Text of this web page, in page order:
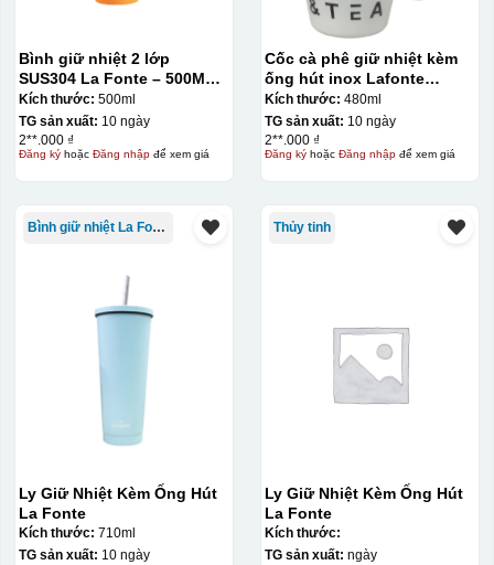
Thợ đang căn chỉnh dán decal lên bát cơm
Bình giữ nhiệt 2 lớp
SUS304 La Fonte – 500ML –
012737
Kích thước: 500ml
TG sản xuất: 10 ngày
2**.000 ₫
Đăng kýhoặc Đăng nhậpđể xem giá
Cốc cà phê giữ nhiệt kèm
ống hút inox Lafonte
480ML – 012782
Kích thước: 480ml
TG sản xuất: 10 ngày
2**.000 ₫
Đăng kýhoặc Đăng nhậpđể xem giá
Bình giữ nhiệt La Fonte
Ly Giữ Nhiệt Kèm Ống Hút
La Fonte
Kích thước: 710ml
TG sản xuất: 10 ngày
Thủy tinh
Ly Giữ Nhiệt Kèm Ống Hút
La Fonte
Kích thước:
TG sản xuất: ngày